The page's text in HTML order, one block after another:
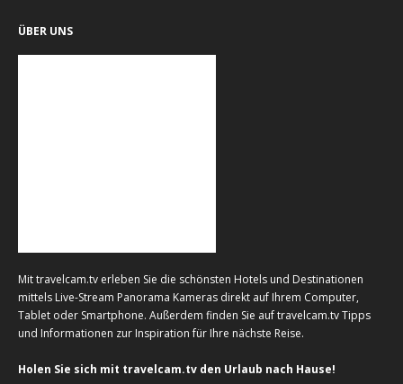
ÜBER UNS
Mit travelcam.tv erleben Sie die schönsten Hotels und Destinationen
mittels Live-Stream Panorama Kameras direkt auf Ihrem Computer,
Tablet oder Smartphone. Außerdem finden Sie auf travelcam.tv Tipps
und Informationen zur Inspiration für Ihre nächste Reise.
Holen Sie sich mit travelcam.tv den Urlaub nach Hause!